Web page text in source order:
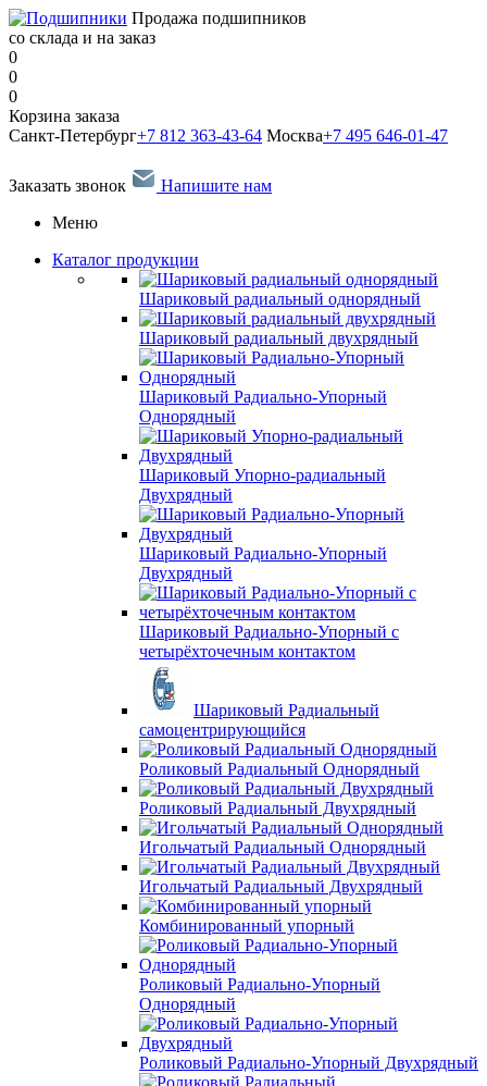
Продажа подшипников
со склада и на заказ
0
0
0
Корзина заказа
Санкт-Петербург+7 812 363-43-64 Москва+7 495 646-01-47
Заказать звонок
Напишите нам
Меню
Каталог продукции
Шариковый радиальный однорядный
Шариковый радиальный двухрядный
Шариковый Радиально-Упорный
Однорядный
Шариковый Упорно-радиальный
Двухрядный
Шариковый Радиально-Упорный
Двухрядный
Шариковый Радиально-Упорный с
четырёхточечным контактом
Шариковый Радиальный
самоцентрирующийся
Роликовый Радиальный Однорядный
Роликовый Радиальный Двухрядный
Игольчатый Радиальный Однорядный
Игольчатый Радиальный Двухрядный
Комбинированный упорный
Роликовый Радиально-Упорный
Однорядный
Роликовый Радиально-Упорный Двухрядный